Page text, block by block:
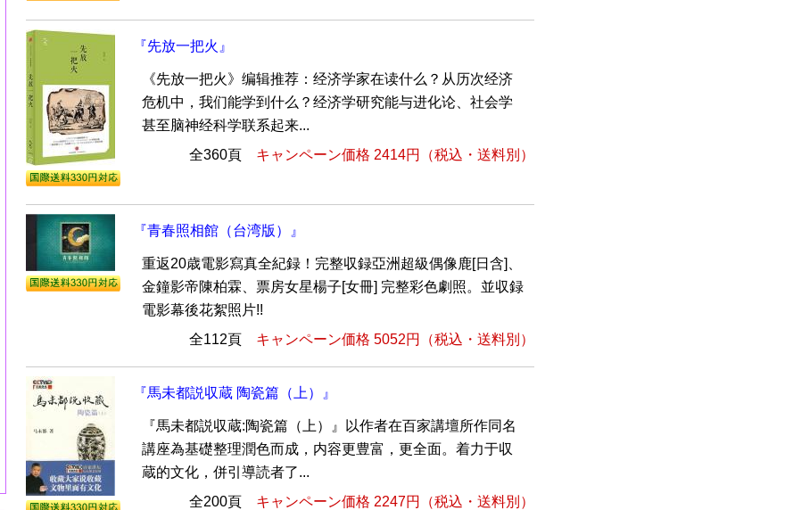
『先放一把火』
《先放一把火》编辑推荐：经济学家在读什么？从历次经济
危机中，我们能学到什么？经济学研究能与进化论、社会学
甚至脑神经科学联系起来...
全360頁 キャンペーン価格 2414円 （税込・送料別）
『青春照相館（台湾版）』
重返20歳電影寫真全紀録！完整収録亞洲超級偶像鹿[日含]、
金鐘影帝陳柏霖、票房女星楊子[女冊] 完整彩色劇照。並収録
電影幕後花絮照片!!
全112頁 キャンペーン価格 5052円 （税込・送料別）
『馬未都説収蔵 陶瓷篇（上）』
『馬未都説収蔵:陶瓷篇（上）』以作者在百家講壇所作同名
講座為基礎整理潤色而成，内容更豊富，更全面。着力于収
蔵的文化，併引導読者了...
全200頁 キャンペーン価格 2247円 （税込・送料別）